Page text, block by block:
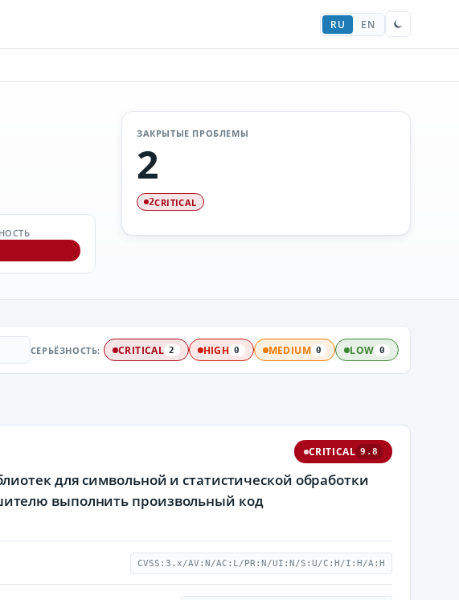
RU EN
ЗАКРЫТЫЕ ПРОБЛЕМЫ
2
2CRITICAL
СЕРЬЁЗНОСТЬ: CRITICAL 2 HIGH 0 MEDIUM 0 LOW 0
CRITICAL 9.8
для символьной и статистической обработки
выполнить произвольный код
CVSS:3.x/AV:N/AC:L/PR:N/UI:N/S:U/C:H/I:H/A:H